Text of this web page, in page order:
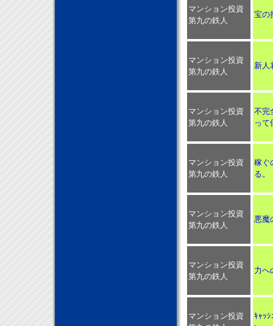
マンション投資
第九の鉄人
宝の
マンション投資
第九の鉄人
新人
マンション投資
第九の鉄人
不完
って
マンション投資
第九の鉄人
稼ぐ
る。
マンション投資
第九の鉄人
悪魔
マンション投資
第九の鉄人
力へ
マンション投資
ｷｬｯ